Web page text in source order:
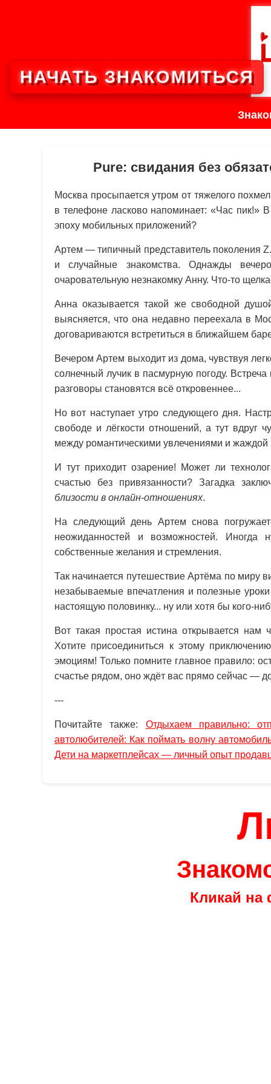
Pure: свидания без
Москва просыпается утром от тяжелого
в телефоне ласково напоминает: «Час
эпоху мобильных приложений?
Артем — типичный представитель поколения
и случайные знакомства. Однажды
очаровательную незнакомку Анну. Что-то
Анна оказывается такой же свободной
выясняется, что она недавно переехала в
договариваются встретиться в ближайшем
Вечером Артем выходит из дома, чувствуя
солнечный лучик в пасмурную погоду.
разговоры становятся всё откровеннее...
Но вот наступает утро следующего дня.
свободе и лёгкости отношений, а тут вдруг
между романтическими увлечениями и жаждой
И тут приходит озарение! Может ли
счастью без привязанности? Загадка
близости в онлайн-отношениях.
На следующий день Артем снова
неожиданностей и возможностей. Иногда
собственные желания и стремления.
Так начинается путешествие Артёма по миру
незабываемые впечатления и полезные
настоящую половинку... ну или хотя бы кого-
Вот такая простая истина открывается
Хотите присоединиться к этому
эмоциям! Только помните главное правило:
счастье рядом, оно ждёт вас прямо сейчас —
---
Почитайте также: Отдыхаем правильно:
автолюбителей: Как поймать волну
Дети на маркетплейсах — личный опыт
Кликай на
НАЧАТЬ ЗНАКОМИТЬСЯ